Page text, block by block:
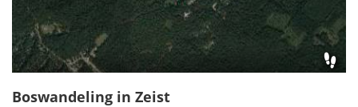
Boswandeling in Zeist